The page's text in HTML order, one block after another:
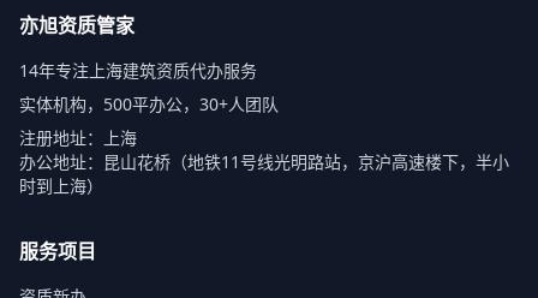
亦旭资质管家
14年专注上海建筑资质代办服务
实体机构，500平办公，30+人团队
注册地址：上海
办公地址：昆山花桥（地铁11号线光明路站，京沪高速楼下，半小
时到上海）
服务项目